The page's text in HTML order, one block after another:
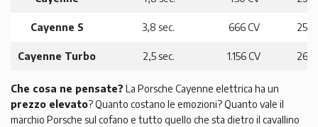
Cayenne S 3,8 sec. 666 CV 250
Cayenne Turbo 2,5 sec. 1.156 CV 260
Che cosa ne pensate? La Porsche Cayenne elettrica ha un
prezzo elevato? Quanto costano le emozioni? Quanto vale il
marchio Porsche sul cofano e tutto quello che sta dietro il cavallino